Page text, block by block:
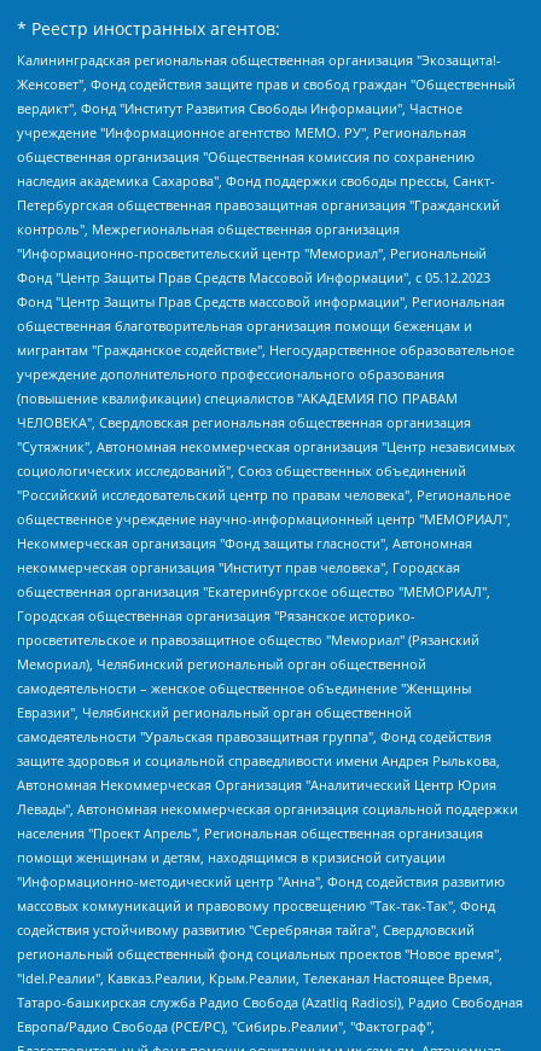
* Реестр иностранных агентов:
Калининградская региональная общественная организация "Экозащита!-Женсовет", Фонд содействия защите прав и свобод граждан "Общественный вердикт", Фонд "Институт Развития Свободы Информации", Частное учреждение "Информационное агентство МЕМО. РУ", Региональная общественная организация "Общественная комиссия по сохранению наследия академика Сахарова", Фонд поддержки свободы прессы, Санкт-Петербургская общественная правозащитная организация "Гражданский контроль", Межрегиональная общественная организация "Информационно-просветительский центр "Мемориал", Региональный Фонд "Центр Защиты Прав Средств Массовой Информации", с 05.12.2023 Фонд "Центр Защиты Прав Средств массовой информации", Региональная общественная благотворительная организация помощи беженцам и мигрантам "Гражданское содействие", Негосударственное образовательное учреждение дополнительного профессионального образования (повышение квалификации) специалистов "АКАДЕМИЯ ПО ПРАВАМ ЧЕЛОВЕКА", Свердловская региональная общественная организация "Сутяжник", Автономная некоммерческая организация "Центр независимых социологических исследований", Союз общественных объединений "Российский исследовательский центр по правам человека", Региональное общественное учреждение научно-информационный центр "МЕМОРИАЛ", Некоммерческая организация "Фонд защиты гласности", Автономная некоммерческая организация "Институт прав человека", Городская общественная организация "Екатеринбургское общество "МЕМОРИАЛ", Городская общественная организация "Рязанское историко-просветительское и правозащитное общество "Мемориал" (Рязанский Мемориал), Челябинский региональный орган общественной самодеятельности – женское общественное объединение "Женщины Евразии", Челябинский региональный орган общественной самодеятельности "Уральская правозащитная группа", Фонд содействия защите здоровья и социальной справедливости имени Андрея Рылькова, Автономная Некоммерческая Организация "Аналитический Центр Юрия Левады", Автономная некоммерческая организация социальной поддержки населения "Проект Апрель", Региональная общественная организация помощи женщинам и детям, находящимся в кризисной ситуации "Информационно-методический центр "Анна", Фонд содействия развитию массовых коммуникаций и правовому просвещению "Так-так-Так", Фонд содействия устойчивому развитию "Серебряная тайга", Свердловский региональный общественный фонд социальных проектов "Новое время", "Idel.Реалии", Кавказ.Реалии, Крым.Реалии, Телеканал Настоящее Время, Татаро-башкирская служба Радио Свобода (Azatliq Radiosi), Радио Свободная Европа/Радио Свобода (PCE/PC), "Сибирь.Реалии", "Фактограф", Благотворительный фонд помощи осужденным и их семьям, Автономная некоммерческая организация "Институт глобализации и социальных движений", Фонд "В защиту прав заключенных", Частное учреждение "Центр поддержки и содействия развитию средств массовой информации", Пензенский региональный общественный благотворительный фонд "Гражданский союз", "Север.Реалии", Некоммерческая организация Фонд "Правовая инициатива", Общество с ограниченной ответственностью "Радио Свободная Европа/Радио Свобода", Чешское информационное агентство "MEDIUM-ORIENT", Красноярская региональная общественная организация "Мы против СПИДа", Камалягин Денис Николаевич, Маркелов Сергей Евгеньевич, Пономарев Лев Александрович, Савицкая Людмила Алексеевна, Автономная некоммерческая организация "Центр по работе с проблемой насилия "НАСИЛИЮ.НЕТ", Межрегиональный профессиональный союз работников здравоохранения "Альянс врачей", Юридическое лицо, зарегистрированное в Латвийской Республике, SIA "Medusa Project" (регистрационный номер 40103797863, дата регистрации 10.06.2014), Некоммерческая организация "Фонд по борьбе с коррупцией", Автономная некоммерческая организация "Институт права и публичной политики", Баданин Роман Сергеевич, Гликин Максим Александрович, Железнова Мария Михайловна, Лукьянова Юлия Сергеевна, Маетная Елизавета Витальевна, Маняхин Петр Борисович, Чуракова Ольга Владимировна, Ярош Юлия Петровна, Юридическое лицо "The Insider SIA", зарегистрированное в Риге, Латвийская Республика (дата регистрации 26.06.2015), являющееся администратором доменного имени интернет-издания "The Insider SIA", https://theins.ru, Постернак Алексей Евгеньевич, Рубин Михаил Аркадьевич, Анин Роман Александрович, Юридическое лицо Istories fonds, зарегистрированное в Латвийской Республике (регистрационный номер 50008295751, дата регистрации 24.02.2020), Великовский Дмитрий Александрович, Долинина Ирина Николаевна, Мароховская Алеся Алексеевна, Шлейнов Роман Юрьевич, Шмагун Олеся Валентиновна, Общество с ограниченной ответственностью "Альтаир 2021", Общество с ограниченной ответственностью "Вега 2021", Общество с ограниченной ответственностью "Главный редактор 2021", Общество с ограниченной ответственностью "Ромашки монолит", Важенков Артем Валерьевич, Ивановская областная общественная организация "Центр гендерных исследований", Гурман Юрий Альбертович, Медиапроект "ОВД-Инфо", Егоров Владимир Владимирович, Жилинский Владимир Александрович, Общество с ограниченной ответственностью "ЗП", Иванова София Юрьевна, Карезина Инна Павловна, Кильтау Екатерина Викторовна, Петров Алексей Викторович, Пискунов Сергей Евгеньевич, Смирнов Сергей Сергеевич, Тихонов Михаил Сергеевич, Общество с ограниченной ответственностью "ЖУРНАЛИСТ-ИНОСТРАННЫЙ АГЕНТ", Арапова Галина Юрьевна, Вольтская Татьяна Анатольевна, Американская компания "Mason G.E.S. Anonymous Foundation" (США), являющаяся владельцем интернет-издания https://mnews.world/, Компания "Stichting Bellingcat", зарегистрированная в Нидерландах (дата регистрации 11.07.2018), Захаров Андрей Вячеславович, Клепиковская Екатерина Дмитриевна, Общество с ограниченной ответственностью "МЕМО", Перл Роман Александрович, Симонов Евгений Алексеевич, Соловьева Елена Анатольевна, Сотников Даниил Владимирович, Сурначева Елизавета Дмитриевна, Автономная некоммерческая организация по защите прав человека и информированию населения "Якутия – Наше Мнение", Общество с ограниченной ответственностью "Москоу диджитал медиа", с 26.01.2023 Общество с ограниченной ответственностью "Чайка Белые сады", Ветошкина Валерия Валерьевна, Заговора Максим Александрович, Межрегиональное общественное движение "Российская ЛГБТ - сеть", Оленичев Максим Владимирович, Павлов Иван Юрьевич, Скворцова Елена Сергеевна, Общество с ограниченной ответственностью "Как бы инагент", Кочетков Игорь Викторович, Общество с ограниченной ответственностью "Честные выборы", Еланчик Олег Александрович, Общество с ограниченной ответственностью "Нобелевский призыв", Гималова Регина Эмилевна, Григорьев Андрей Валерьевич, Григорьева Алина Александровна, Ассоциация по содействию защите прав призывников, альтернативнослужащих и военнослужащих "Правозащитная группа "Гражданин.Армия.Право", Хисамова Регина Фаритовна, Автономная некоммерческая организация по реализации социально-правовых программ "Лилит", Дальневосточное общественное движение "Маяк", Санкт-Петербургская ЛГБТ-инициативная группа "Выход", Инициативная группа ЛГБТ+ "Реверс", Алексеев Андрей Викторович, Бекбулатова Таисия Львовна, Беляев Иван Михайлович, Владыкина Елена Сергеевна, Гельман Марат Александрович, Никульшина Вероника Юрьевна, Толоконникова Надежда Андреевна, Шендерович Виктор Анатольевич, Общество с ограниченной ответственностью "Данное сообщение", Общество с ограниченной ответственностью Издательский дом "Новая глава", Айнбиндер Александра Александровна, Московский комьюнити-центр для ЛГБТ+инициатив, Благотворительный фонд развития филантропии, Deutsche Welle (Германия, Kurt-Schumacher-Strasse 3, 53113 Bonn), Борзунова Мария Михайловна, Воробьев Виктор Викторович, Голубева Анна Львовна, Константинова Алла Михайловна, Малкова Ирина Владимировна, Мурадов Мурад Абдулгалимович, Осетинская Елизавета Николаевна, Понасенков Евгений Николаевич, Ганапольский Матвей Юрьевич, Киселев Евгений Алексеевич, Борухович Ирина Григорьевна, Дремин Иван Тимофеевич, Дубровский Дмитрий Викторович, Красноярская региональная общественная организация поддержки и развития альтернативных образовательных технологий и межкультурных коммуникаций "ИНТЕРРА", Маяковская Екатерина Алексеевна, Фейгин Марк Захарович, Филимонов Андрей Викторович, Дзугкоева Регина Николаевна, Доброхотов Роман Александрович, Дудь Юрий Александрович, Елкин Сергей Владимирович, Кругликов Кирилл Игоревич, Сабунаева Мария Леонидовна, Семенов Алексей Владимирович, Шаинян Карен Багратович, Шульман Екатерина Михайловна, Асафьев Артур Валерьевич, Вахштайн Виктор Семенович, Венедиктов Алексей Алексеевич, Лушникова Екатерина Евгеньевна, Волков Леонид Михайлович, Невзоров Александр Глебович, Пархоменко Сергей Борисович, Сироткин Ярослав Николаевич, Кара-Мурза Владимир Владимирович, Баранова Наталья Владимировна, Гозман Леонид Яковлевич, Кагарлицкий Борис Юльевич, Климарев Михаил Валерьевич, Милов Владимир Станиславович, Автономная некоммерческая организация Краснодарский центр современного искусства "Типография", Моргенштерн Алишер Тагирович, Соболь Любовь Эдуардовна, Общество с ограниченной ответственностью "ЛИЗА НОРМ", Каспаров Гарри Кимович, Ходорковский Михаил Борисович, Общество с ограниченной ответственностью "Апрельские тезисы", Данилович Ирина Брониславовна, Кашин Олег Владимирович, Петров Николай Владимирович, Пивоваров Алексей Владимирович, Соколов Михаил Владимирович, Цветкова Юлия Владимировна, Чичваркин Евгений Александрович, Комитет против пыток/Команда против пыток, Общество с ограниченной ответственностью "Первый научный", Общество с ограниченной ответственностью "Вертолет и ко", Белоцерковская Вероника Борисовна, Кац Максим Евгеньевич, Лазарева Татьяна Юрьевна, Шаведдинов Руслан Табризович, Яшин Илья Валерьевич, Общество с ограниченной ответственностью "Иноагент ААВ", Алешковский Дмитрий Петрович, Альбац Евгения Марковна, Быков Дмитрий Львович, Галямина Юлия Евгеньевна, Лойко Сергей Леонидович, Мартынов Кирилл Константинович, Медведев Сергей Александрович, Крашенинников Федор Геннадиевич, Гордеева Катерина Вл